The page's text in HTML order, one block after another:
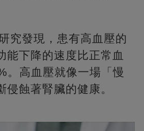
究發現，患有高血壓的
能下降的速度比正常血
。高血壓就像一場「慢
侵蝕著腎臟的健康。